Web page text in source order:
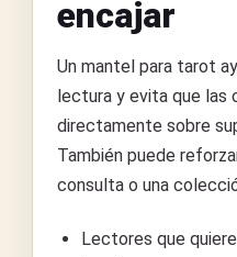
encajar
Un mantel para tarot
lectura y evita que las
directamente sobre
También puede
consulta o una
Lectores que